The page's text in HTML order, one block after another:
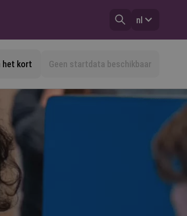
nl
het kort Geen startdata beschikbaar